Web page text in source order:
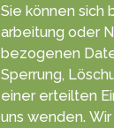
Sie können sich
arbei­tung oder
bezoge­nen
Sper­rung,
einer erteil­ten
uns wen­den.